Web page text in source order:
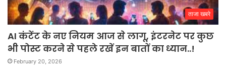
ताजा खबरे
AI कंटेंट के नए नियम आज से लागू, इंटरनेट पर कुछ
भी पोस्ट करने से पहले रखें इन बातों का ध्यान..!
February 20, 2026